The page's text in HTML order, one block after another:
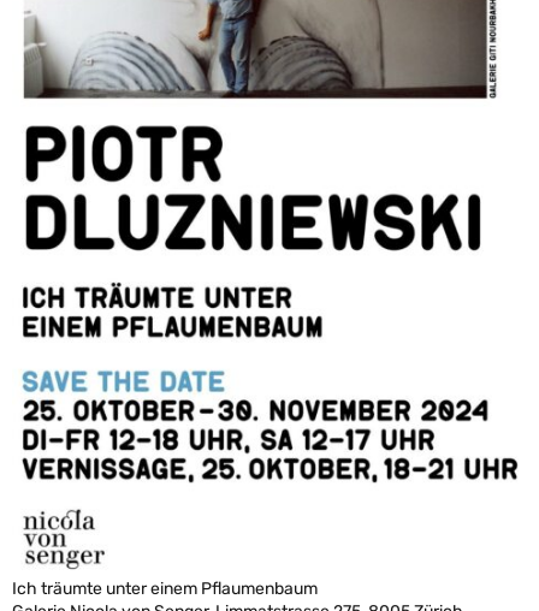
Ich träumte unter einem Pflaumenbaum